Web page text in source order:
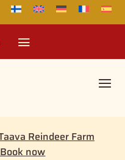
Reindeer Farm
now